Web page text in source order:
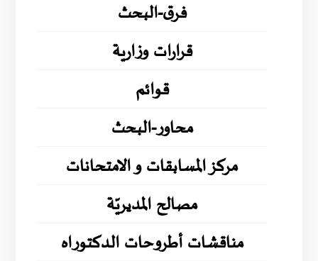
فرق-البحث
قرارات وزارية
قوائم
محاور-البحث
مركز المسابقات و الامتحانات
مصالح المديريّة
مناقشات أطروحات الدكتوراه